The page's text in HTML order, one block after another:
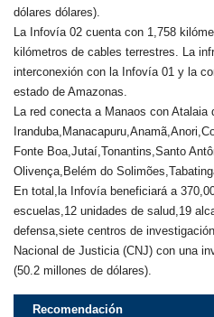
dólares dólares).
La Infovía 02 cuenta con 1,758
kilómetros de cables terrestres. La
interconexión con la Infovía 01 y la
estado de Amazonas.
La red conecta a Manaos con Atalaia
Fonte Boa,Jutaí,Tonantins,Santo
Olivença,Belém do
En total,la Infovía beneficiará a
escuelas,12 unidades de salud,19
defensa,siete centros de
Nacional de Justicia (CNJ) con una
(50.2 millones de dólares).
Recomendación